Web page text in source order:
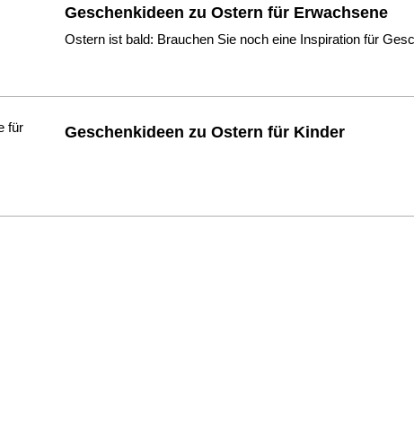
Geschenkideen zu Ostern für Erwachsene
Ostern ist bald: Brauchen Sie noch eine Inspiration für
Geschenkideen zu Ostern für Kinder